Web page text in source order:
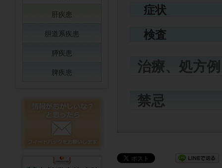
症状
検査
治療、処方例
禁忌
肝疾患
胆道系疾患
膵疾患
脾疾患